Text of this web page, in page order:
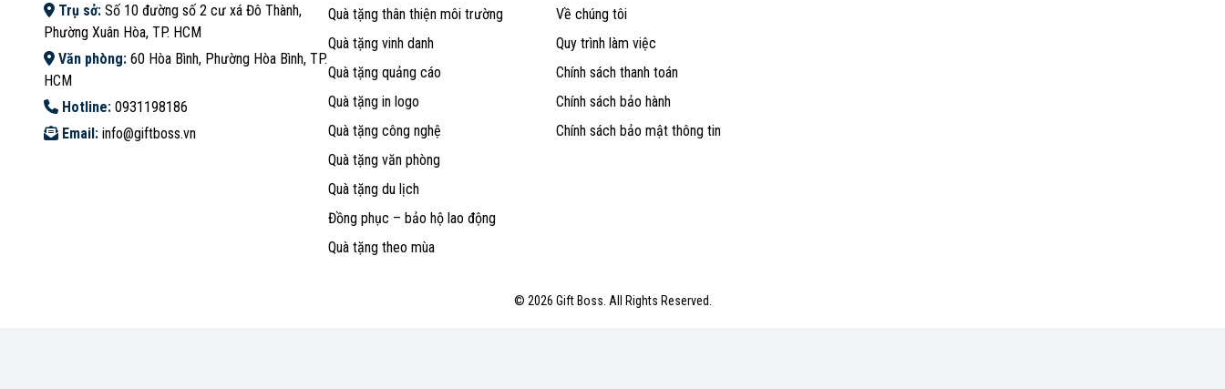
Trụ sở: Số 10 đường số 2 cư xá Đô Thành,
Phường Xuân Hòa, TP. HCM
Văn phòng: 60 Hòa Bình, Phường Hòa Bình, TP.
HCM
Hotline: 0931198186
Email: info@giftboss.vn
Quà tặng thân thiện môi trường
Quà tặng vinh danh
Quà tặng quảng cáo
Quà tặng in logo
Quà tặng công nghệ
Quà tặng văn phòng
Quà tặng du lịch
Đồng phục – bảo hộ lao động
Quà tặng theo mùa
Về chúng tôi
Quy trình làm việc
Chính sách thanh toán
Chính sách bảo hành
Chính sách bảo mật thông tin
© 2026 Gift Boss. All Rights Reserved.